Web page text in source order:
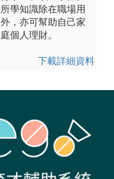
所學知識除在職場用
外，亦可幫助自己家
庭個人理財。
下載詳細資料